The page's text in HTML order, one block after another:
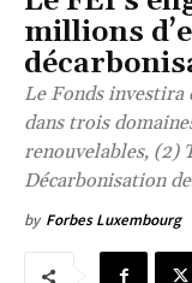
millions
Le Fonds investira
dans trois
renouvelables, (2)
Décarbonisation
by Forbes Luxembourg